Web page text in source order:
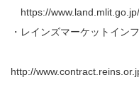
https://
・レインズマーケットイン
http://